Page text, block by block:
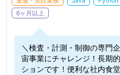
6ヶ月以上
＼検査・計測・制御の専門
宙事業にチャレンジ！長期
ションです！便利な社内食